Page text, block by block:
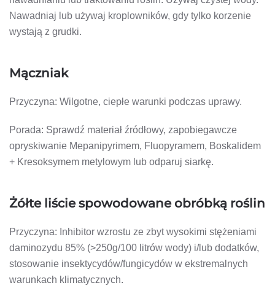
Nawadniaj lub używaj kroplowników, gdy tylko korzenie
wystają z grudki.
Mączniak
Przyczyna: Wilgotne, ciepłe warunki podczas uprawy.
Porada: Sprawdź materiał źródłowy, zapobiegawcze
opryskiwanie Mepanipyrimem, Fluopyramem, Boskalidem
+ Kresoksymem metylowym lub odparuj siarkę.
Żółte liście spowodowane obróbką roślin
Przyczyna: Inhibitor wzrostu ze zbyt wysokimi stężeniami
daminozydu 85% (>250g/100 litrów wody) i/lub dodatków,
stosowanie insektycydów/fungicydów w ekstremalnych
warunkach klimatycznych.